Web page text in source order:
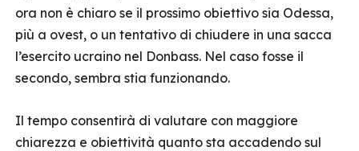
ora non è chiaro se il prossimo obiettivo sia Odessa,
più a ovest, o un tentativo di chiudere in una sacca
l’esercito ucraino nel Donbass. Nel caso fosse il
secondo, sembra stia funzionando.
Il tempo consentirà di valutare con maggiore
chiarezza e obiettività quanto sta accadendo sul